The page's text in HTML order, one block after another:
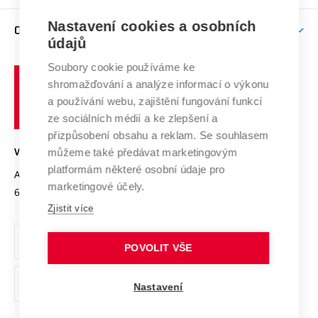
E-přihláška
Závěrečné práce
Doktorské studium
Studium bez bariér
Podpora podnikání
Mezinárodní vědecká rada
Systém zajišťování kvality výzkumu
Výzkumné infrastruktury
Transfer znalostí
Open Science
Projekty
Projekty ze strukturálních fondů
Specifický výzkum
Zahraniční spolupráce
Spolupráce se školami
Služby univerzity
Mezinárodní dohody
Univerzitní sítě
O UNIVERZITĚ
Profil univerzity
Udržitelná univerzita
Podnikavá univerzita / ContriBUTe
Bezpečná univerzita
Vyznamenání
Organizační struktura
Ochrana osobních údajů
odkaz)
učení
technické
VYSOKÉ UČENÍ TECHNICKÉ V BRNĚ
Antonínská 548/1
602 00 Brno
www.vut.cz
vut@vutbr.cz
Nastavení cookies a osobních
údajů
Soubory cookie používáme ke
shromažďování a analýze informací o výkonu
a používání webu, zajištění fungování funkcí
ze sociálních médií a ke zlepšení a
přizpůsobení obsahu a reklam. Se souhlasem
můžeme také předávat marketingovým
platformám některé osobní údaje pro
marketingové účely.
Zjistit více
POVOLIT VŠE
Nastavení